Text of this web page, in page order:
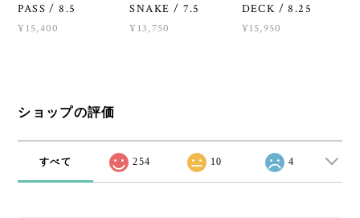
PASS / 8.5
¥15,400
SNAKE / 7.5
¥13,750
DECK / 8.25
¥15,950
ショップの評価
すべて 254 10 4